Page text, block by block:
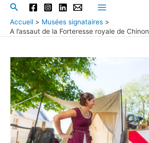
Rechercher
Menu
Accueil
Musées signataires
A l’assaut de la Forteresse royale de Chinon